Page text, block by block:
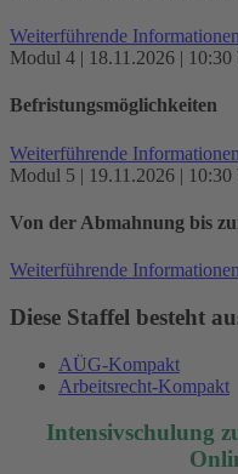
Weiterführende Informationen
Modul 4 | 18.11.2026 | 10:30
Befristungsmöglichkeiten
Weiterführende Informationen
Modul 5 | 19.11.2026 | 10:30
Von der Abmahnung bis
Weiterführende Informationen
Diese Staffel besteht
AÜG-Kompakt
Arbeitsrecht-Kompakt
Intensivschulung